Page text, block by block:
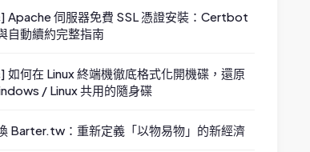
Apache 伺服器免費 SSL 憑證安裝：Certbot
自動續約完整指南
如何在 Linux 終端機徹底格式化開機碟，還原
/ Linux 共用的隨身碟
Barter.tw：重新定義「以物易物」的新經濟